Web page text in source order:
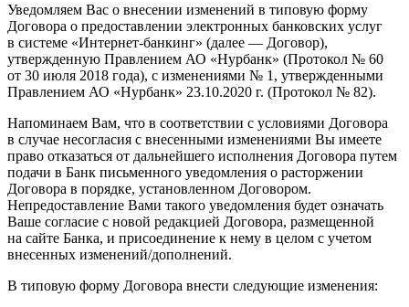
Уведомляем Вас о внесении изменений в типовую форму
Договора о предоставлении электронных банковских услуг
в системе «Интернет-банкинг» (далее — Договор),
утвержденную Правлением АО «Нурбанк» (Протокол № 60
от 30 июля 2018 года), с изменениями № 1, утвержденными
Правлением АО «Нурбанк» 23.10.2020 г. (Протокол № 82).
Напоминаем Вам, что в соответствии с условиями Договора
в случае несогласия с внесенными изменениями Вы имеете
право отказаться от дальнейшего исполнения Договора путем
подачи в Банк письменного уведомления о расторжении
Договора в порядке, установленном Договором.
Непредоставление Вами такого уведомления будет означать
Ваше согласие с новой редакцией Договора, размещенной
на сайте Банка, и присоединение к нему в целом с учетом
внесенных изменений/дополнений.
В типовую форму Договора внести следующие изменения: